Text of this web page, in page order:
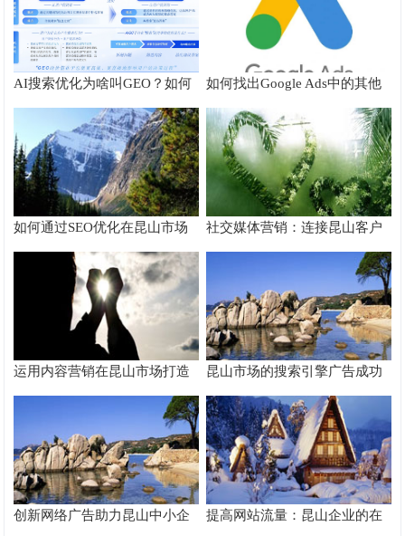
AI搜索优化为啥叫GEO？如何
在AI搜索中获得排名？
如何找出Google Ads中的其他
搜索字词
如何通过SEO优化在昆山市场
脱颖而出
社交媒体营销：连接昆山客户
的桥梁
运用内容营销在昆山市场打造
品牌影响力
昆山市场的搜索引擎广告成功
案例分析
创新网络广告助力昆山中小企
提高网站流量：昆山企业的在